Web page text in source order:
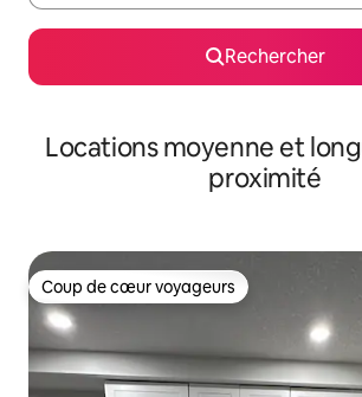
Rechercher
Locations moyenne et
proximité
Coup de cœur voyageurs
Coup de cœur voyageurs